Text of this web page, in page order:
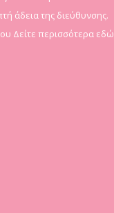
άδεια της διεύθυνσης.
Δείτε περισσότερα εδώ